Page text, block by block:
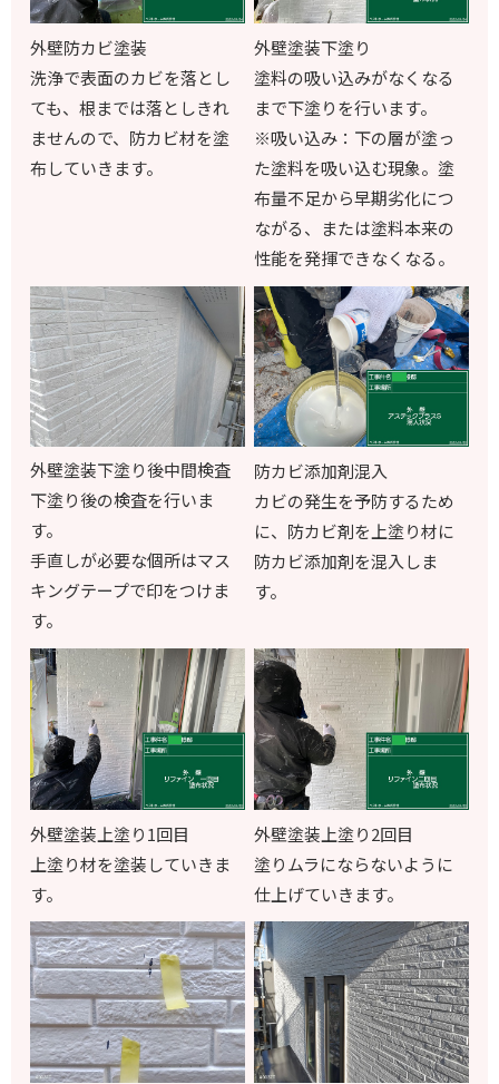
外壁防カビ塗装
洗浄で表面のカビを落とし
ても、根までは落としきれ
ませんので、防カビ材を塗
布していきます。
外壁塗装下塗り
塗料の吸い込みがなくなる
まで下塗りを行います。
※吸い込み：下の層が塗っ
た塗料を吸い込む現象。塗
布量不足から早期劣化につ
ながる、または塗料本来の
性能を発揮できなくなる。
外壁塗装下塗り後中間検査
下塗り後の検査を行いま
す。
手直しが必要な個所はマス
キングテープで印をつけま
す。
防カビ添加剤混入
カビの発生を予防するため
に、防カビ剤を上塗り材に
防カビ添加剤を混入しま
す。
外壁塗装上塗り1回目
上塗り材を塗装していきま
す。
外壁塗装上塗り2回目
塗りムラにならないように
仕上げていきます。